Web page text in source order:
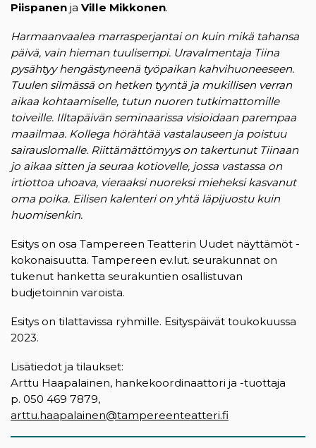
Piispanen ja Ville Mikkonen.
Harmaanvaalea marrasperjantai on kuin mikä tahansa
päivä, vain hieman tuulisempi. Uravalmentaja Tiina
pysähtyy hengästyneenä työpaikan kahvihuoneeseen.
Tuulen silmässä on hetken tyyntä ja mukillisen verran
aikaa kohtaamiselle, tutun nuoren tutkimattomille
toiveille. Illtapäivän seminaarissa visioidaan parempaa
maailmaa. Kollega hörähtää vastalauseen ja poistuu
sairauslomalle. Riittämättömyys on takertunut Tiinaan
jo aikaa sitten ja seuraa kotiovelle, jossa vastassa on
irtiottoa uhoava, vieraaksi nuoreksi mieheksi kasvanut
oma poika. Eilisen kalenteri on yhtä läpijuostu kuin
huomisenkin.
Esitys on osa Tampereen Teatterin Uudet näyttämöt -
kokonaisuutta. Tampereen ev.lut. seurakunnat on
tukenut hanketta seurakuntien osallistuvan
budjetoinnin varoista.
Esitys on tilattavissa ryhmille. Esityspäivät toukokuussa
2023.
Lisätiedot ja tilaukset:
Arttu Haapalainen, hankekoordinaattori ja -tuottaja
p. 050 469 7879,
arttu.haapalainen@tampereenteatteri.fi